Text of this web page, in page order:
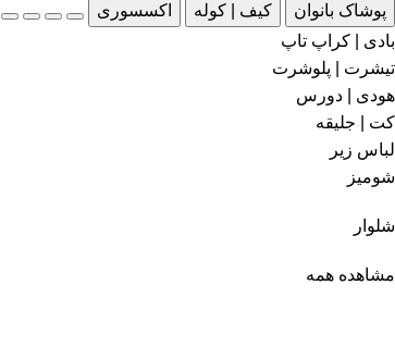
پوشاک بانوان
کیف | کوله
اکسسوری
بادی | کراپ تاپ
تیشرت | پلوشرت
هودی | دورس
کت | جلیقه
لباس زیر
شومیز
شلوار
مشاهده همه